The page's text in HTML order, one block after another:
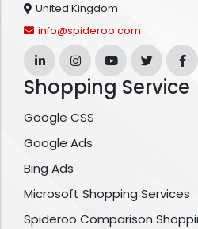
United Kingdom
info@spideroo.com
Shopping Service
Google CSS
Google Ads
Bing Ads
Microsoft Shopping Services
Spideroo Comparison